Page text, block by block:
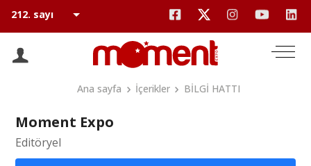
Ana sayfa İçerikler BİLGİ HATTI
Moment Expo
Editöryel